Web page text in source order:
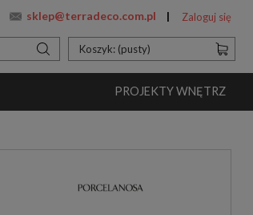
sklep@terradeco.com.pl Zaloguj się
Koszyk: (pusty)
PROJEKTY WNĘTRZ